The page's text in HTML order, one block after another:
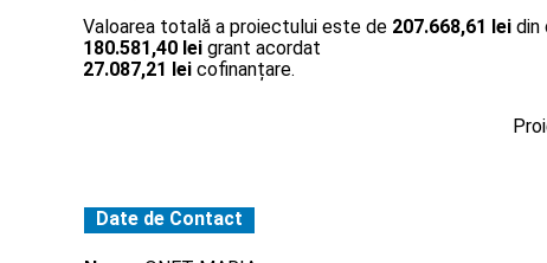
Valoarea totală a proiectului este de 207.668,61 lei din
180.581,40 lei grant acordat
27.087,21 lei cofinanțare.
Date de Contact